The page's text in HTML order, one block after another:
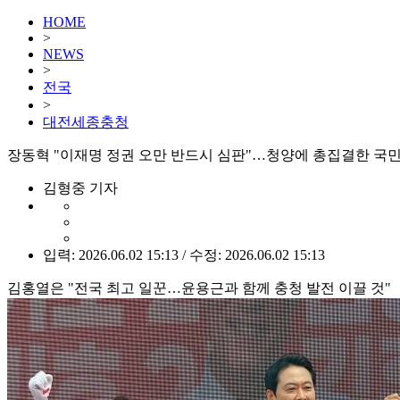
HOME
>
NEWS
>
전국
>
대전세종충청
장동혁 "이재명 정권 오만 반드시 심판"…청양에 총집결한 국
김형중 기자
입력: 2026.06.02 15:13 / 수정: 2026.06.02 15:13
김홍열은 "전국 최고 일꾼…윤용근과 함께 충청 발전 이끌 것"